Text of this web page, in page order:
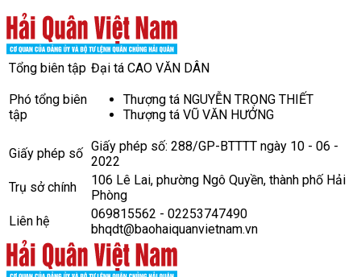
Tổng biên tập Đại tá CAO VĂN DÂN
Phó tổng biên
tập
Thượng tá NGUYỄN TRỌNG THIẾT
Thượng tá VŨ VĂN HƯỞNG
Giấy phép số Giấy phép số: 288/GP-BTTTT ngày 10 - 06 -
2022
Trụ sở chính
106 Lê Lai, phường Ngô Quyền, thành phố Hải
Phòng
Liên hệ
069815562 - 02253747490
bhqdt@baohaiquanvietnam.vn